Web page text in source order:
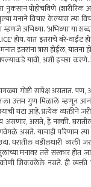
नुकसान पोहोचविणे
मनाने विचार केल्यास त्या
अभिध्या. ‌‘अभिध्या‌’ या
होय. यात इतरांचे बरे-वाईट
इतरांना त्रास होईल,
यावी, अशी इच्छा
गोष्टी सापेक्ष असतात. पण,
उत्तम गुण मिळाले म्हणून
आहे. प्रत्येक व्यक्तीने जरी
असणार, असते, हे नक्की.
याचाही परिणाम त्या
घरातील वडीलधारी
मनावर तसे संस्कार होत
शिकवलेले नसते. ही व्यक्ती